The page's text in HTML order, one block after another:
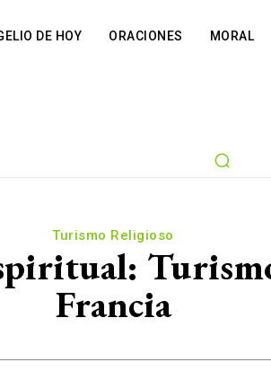
DE HOY ORACIONES MORAL
Turismo Religioso
Francia